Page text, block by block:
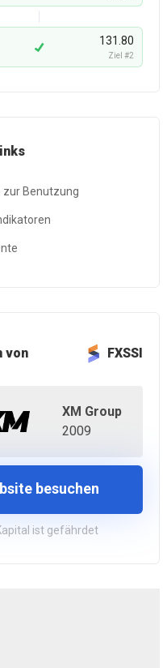
131.80
Ziel #2
zur Benutzung
von FXSSI
XM Group
2009
besuchen
ist gefährdet